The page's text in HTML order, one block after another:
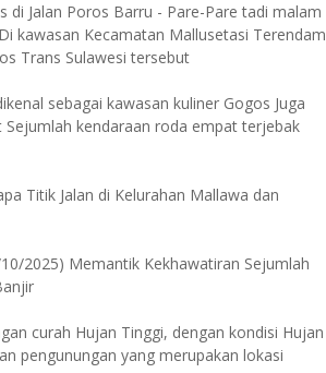
Jalan Poros Barru - Pare-Pare tadi malam
kawasan Kecamatan Mallusetasi Terendam
Trans Sulawesi tersebut
sebagai kawasan kuliner Gogos Juga
kendaraan roda empat terjebak
Titik Jalan di Kelurahan Mallawa dan
2025) Memantik Kekhawatiran Sejumlah
curah Hujan Tinggi, dengan kondisi Hujan
pengunungan yang merupakan lokasi